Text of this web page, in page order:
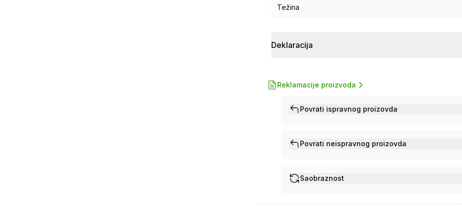
Težina
Deklaracija
Reklamacije proizvoda
Povrati ispravnog proizovda
Povrati neispravnog proizovda
Saobraznost